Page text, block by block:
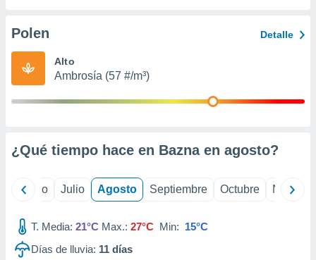
e
mediante
publicidad
publicidad
1199
Polen Detalle
Alto
Ambrosía (57 #/m³)
¿Qué tiempo hace en Bazna en agosto?
Junio Julio Agosto Septiembre Octubre
T. Media: 21°C Max.: 27°C Min: 15°C
Días de lluvia: 11 días